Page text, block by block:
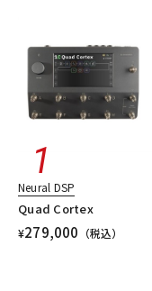
Neural DSP
Quad Cortex
¥279,000 （税込）